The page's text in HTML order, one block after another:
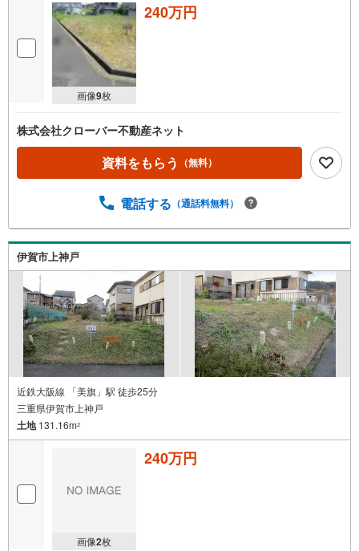
画像9枚
240万円
株式会社クローバー不動産ネット
資料をもらう （無料）
電話する （通話料無料）
伊賀市上神戸
近鉄大阪線 「美旗」駅 徒歩25分
三重県伊賀市上神戸
土地131.16m2
画像2枚
240万円